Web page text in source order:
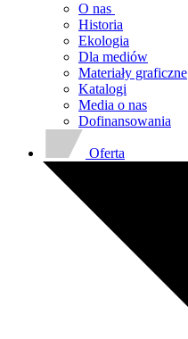
O nas
Historia
Ekologia
Dla mediów
Materiały graficzne
Katalogi
Media o nas
Dofinansowania
Oferta